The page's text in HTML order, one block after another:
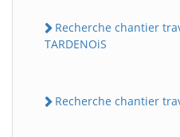
Recherche chantier
TARDENOiS
Recherche chantier